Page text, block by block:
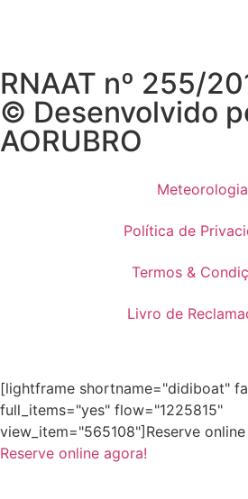
RNAAT nº 255/
© Desenvolvido
AORUBRO
Meteorologia
Política de
Termos &
Livro de
[lightframe shortname="didiboat"
full_items="yes" flow="1225815"
view_item="565108"]Reserve
Reserve online agora!